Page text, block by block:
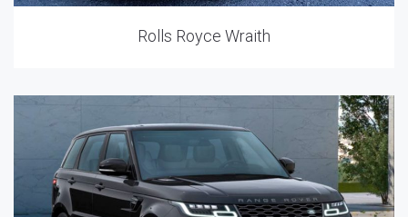
Rolls Royce Wraith